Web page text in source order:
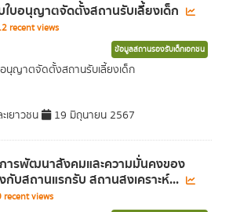
บอนุญาตจัดตั้งสถานรับเลี้ยงเด็ก
recent views
ข้อมูลสถานรองรับเด็กเอกชน
นุญาตจัดตั้งสถานรับเลี้ยงเด็ก
เยาวชน 19 มิถุนายน 2567
การพัฒนาสังคมและความมั่นคงของ
บสถานแรกรับ สถานสงเคราะห์...
recent views